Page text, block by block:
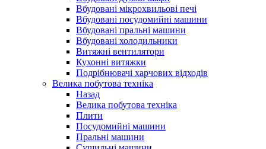
Вбудовані мікрохвильові печі
Вбудовані посудомийні машини
Вбудовані пральні машини
Вбудовані холодильники
Витяжні вентилятори
Кухонні витяжки
Подрібнювачі харчових відходів
Велика побутова техніка
Назад
Велика побутова техніка
Плити
Посудомийні машини
Пральні машини